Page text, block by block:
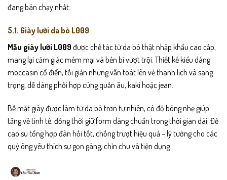
đang bán chạy nhất:
5.1. Giày lười da bò L009
Mẫu giày lười L009 được chế tác từ da bò thật nhập khẩu cao cấp,
mang lại cảm giác mềm mại và bền bỉ vượt trội. Thiết kế kiểu dáng
moccasin cổ điển, tối giản nhưng vẫn toát lên vẻ thanh lịch và sang
trọng, dễ dàng phối hợp cùng quần âu, kaki hoặc jean.
Bề mặt giày được làm từ da bò trơn tự nhiên, có độ bóng nhẹ giúp
tăng vẻ tinh tế, đồng thời giữ form dáng chuẩn trong thời gian dài. Đế
cao su tổng hợp đàn hồi tốt, chống trượt hiệu quả – lý tưởng cho các
quý ông yêu thích sự gọn gàng, chỉn chu và tiện dụng.